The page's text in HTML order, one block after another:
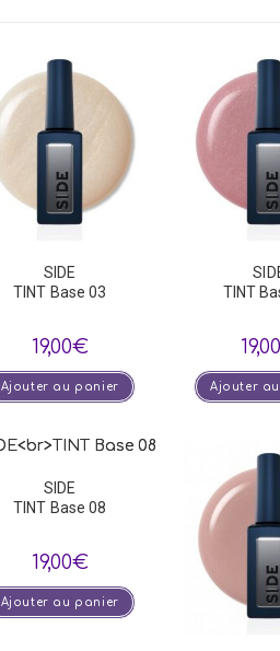
SIDE
TINT Base 03
19,00€
Ajouter au panier
TINT
Ajouter
SIDE
TINT Base 08
19,00€
Ajouter au panier